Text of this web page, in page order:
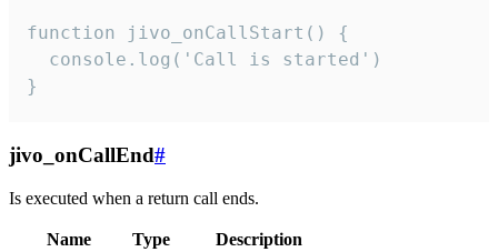
function jivo_onCallStart() {
  console.log('Call is started')
}
jivo_onCallEnd#
Is executed when a return call ends.
Name Type
Description